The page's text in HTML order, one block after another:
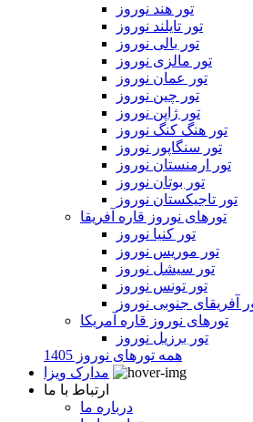
تور هند نوروز
تور تایلند نوروز
تور بالی نوروز
تور مالزی نوروز
تور عمان نوروز
تور چین نوروز
تور ژاپن نوروز
تور هنگ کنگ نوروز
تور سنگاپور نوروز
تور ارمنستان نوروز
تور بوتان نوروز
تور تاجیکستان نوروز
تورهای نوروز قاره آفریقا
تور کنیا نوروز
تور موریس نوروز
تور سیشل نوروز
تور تونس نوروز
آفریقای جنوبی نوروز
تورهای نوروز قاره آمریکا
تور برزیل نوروز
همه تورهای نوروز 1405
مدارک ویزا
ارتباط با ما
درباره ما